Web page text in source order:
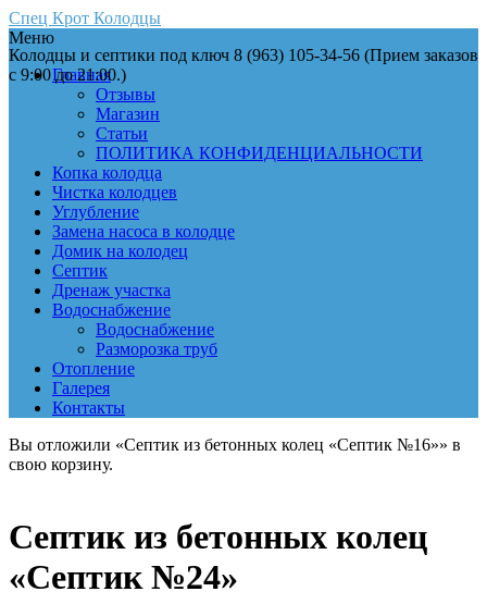
Спец Крот Колодцы
Колодцы и септики под ключ 8 (963) 105-34-56 (Прием заказов
с 9:00 до 21:00.)
Меню
Главная
Отзывы
Магазин
Статьи
ПОЛИТИКА КОНФИДЕНЦИАЛЬНОСТИ
Копка колодца
Чистка колодцев
Углубление
Замена насоса в колодце
Домик на колодец
Септик
Дренаж участка
Водоснабжение
Водоснабжение
Разморозка труб
Отопление
Галерея
Контакты
Вы отложили «Септик из бетонных колец «Септик №16»» в
свою корзину.
Септик из бетонных колец
«Септик №24»